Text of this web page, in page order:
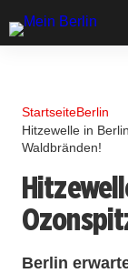
StartseiteBerlin
Hitzewelle in
Waldbränden!
Berlin